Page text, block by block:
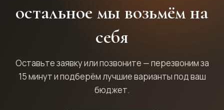
остальное мы возьмём на
себя
Оставьте заявку или позвоните — перезвоним за
15 минут и подберём лучшие варианты под ваш
бюджет.